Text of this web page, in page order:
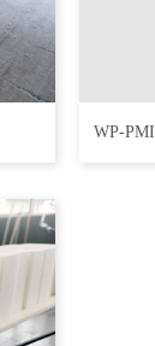
WP-PMI